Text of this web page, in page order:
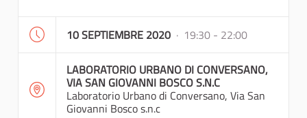
10 SEPTIEMBRE 2020 · 19:30 - 22:00
LABORATORIO URBANO DI CONVERSANO,
VIA SAN GIOVANNI BOSCO S.N.C
Laboratorio Urbano di Conversano, Via San
Giovanni Bosco s.n.c